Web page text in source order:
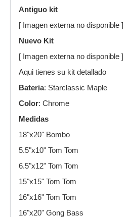
Antiguo kit
[ Imagen externa no disponible ]
Nuevo Kit
[ Imagen externa no disponible ]
Aqui tienes su kit detallado
Bateria: Starclassic Maple
Color: Chrome
Medidas
18"x20" Bombo
5.5"x10" Tom Tom
6.5"x12" Tom Tom
15"x15" Tom Tom
16"x16" Tom Tom
16"x20" Gong Bass